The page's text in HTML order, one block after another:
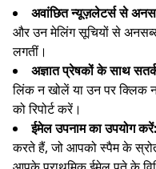
आने वाले
अवांछित न्यूज़लेटर्स से
और उन मेलिंग सूचियों से
लगतीं।
अज्ञात प्रेषकों के साथ
लिंक न खोलें या उन पर क्लिक
को रिपोर्ट करें।
ईमेल उपनाम का उपयोग करें:
करते हैं, जो आपको स्पैम के